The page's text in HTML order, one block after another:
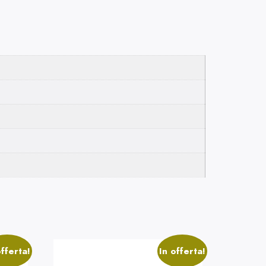
In offerta!